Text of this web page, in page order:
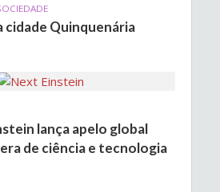
cidade Quinquenária
lança apelo global
de ciência e tecnologia